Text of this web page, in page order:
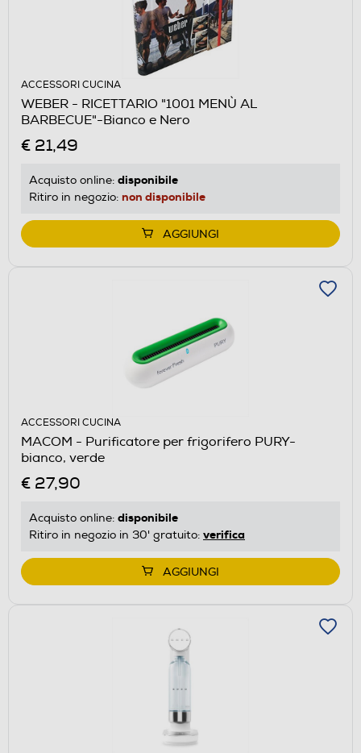
ACCESSORI CUCINA
WEBER - RICETTARIO "1001 MENÙ AL
BARBECUE"-Bianco e Nero
€ 21,49
Acquisto online: disponibile
Ritiro in negozio: non disponibile
AGGIUNGI
ACCESSORI CUCINA
MACOM - Purificatore per frigorifero PURY-
bianco, verde
€ 27,90
Acquisto online: disponibile
Ritiro in negozio in 30' gratuito: verifica
AGGIUNGI